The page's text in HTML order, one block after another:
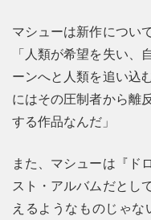
マシューは新作につい
「人類が希望を失い、
ーンへと人類を追い込
にはその圧制者から離
する作品なんだ」
また、マシューは『ド
スト・アルバムだとし
えるようなものじゃな